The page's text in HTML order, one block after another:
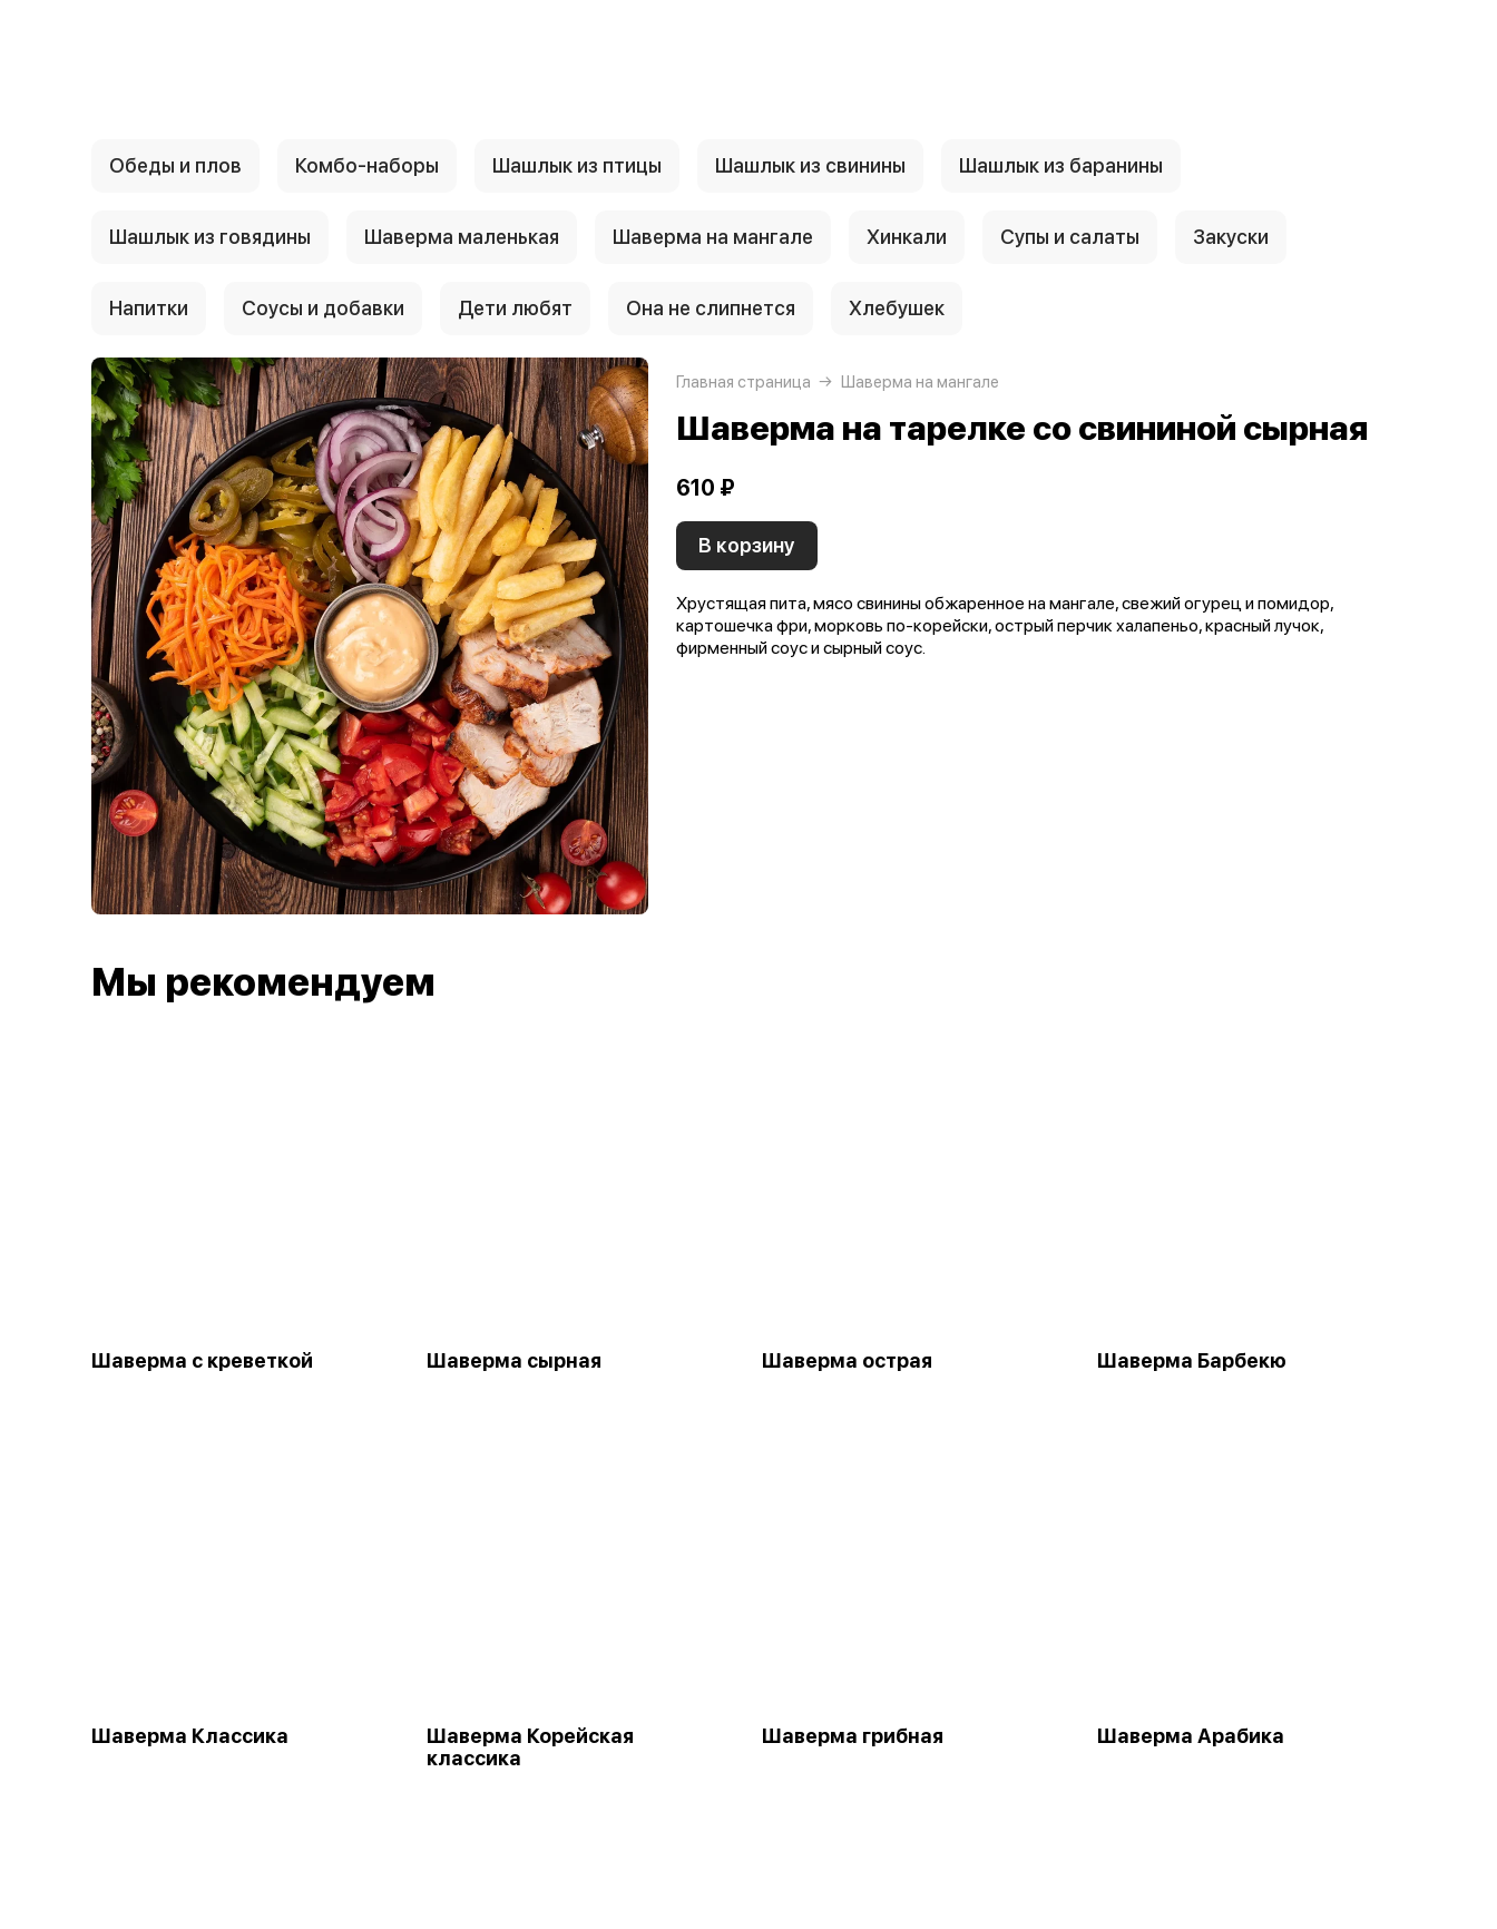
Обеды и плов Комбо-наборы Шашлык из птицы Шашлык из свинины Шашлык из баранины
Шашлык из говядины Шаверма маленькая Шаверма на мангале Хинкали Супы и салаты Закуски
Напитки Соусы и добавки Дети любят Она не слипнется Хлебушек
Главная страница Шаверма на мангале
Шаверма на тарелке со свининой сырная
610 ₽
В корзину
Хрустящая пита, мясо свинины обжаренное на мангале, свежий огурец и помидор,
картошечка фри, морковь по-корейски, острый перчик халапеньо, красный лучок,
фирменный соус и сырный соус.
Мы рекомендуем
Шаверма с креветкой Шаверма сырная Шаверма острая Шаверма Барбекю
Шаверма Классика
Шаверма Корейская
классика
Шаверма грибная Шаверма Арабика